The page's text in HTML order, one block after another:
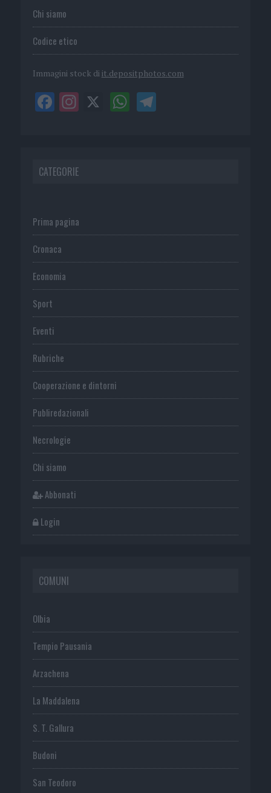
Chi siamo
Codice etico
Immagini stock di it.depositphotos.com
CATEGORIE
Prima pagina
Cronaca
Economia
Sport
Eventi
Rubriche
Cooperazione e dintorni
Publiredazionali
Necrologie
Chi siamo
Abbonati
Login
COMUNI
Olbia
Tempio Pausania
Arzachena
La Maddalena
S. T. Gallura
Budoni
San Teodoro